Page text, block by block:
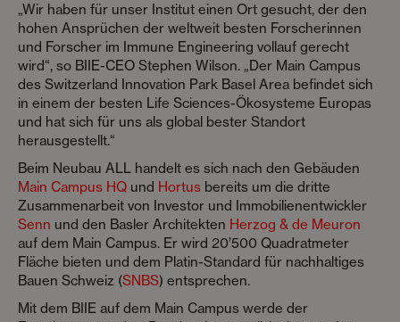
„Wir haben für unser Institut einen Ort gesucht, der den
hohen Ansprüchen der weltweit besten Forscherinnen
und Forscher im Immune Engineering vollauf gerecht
wird“, so BIIE-CEO Stephen Wilson. „Der Main Campus
des Switzerland Innovation Park Basel Area befindet sich
in einem der besten Life Sciences-Ökosysteme Europas
und hat sich für uns als global bester Standort
herausgestellt.“
Beim Neubau ALL handelt es sich nach den Gebäuden
Main Campus HQ und Hortus bereits um die dritte
Zusammenarbeit von Investor und Immobilienentwickler
Senn und den Basler Architekten Herzog & de Meuron
auf dem Main Campus. Er wird 20’500 Quadratmeter
Fläche bieten und dem Platin-Standard für nachhaltiges
Bauen Schweiz (SNBS) entsprechen.
Mit dem BIIE auf dem Main Campus werde der